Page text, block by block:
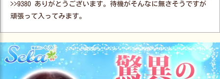
>>9380 ありがとうございます。待機がそんなに無さそうですが
頑張って入ってみます。